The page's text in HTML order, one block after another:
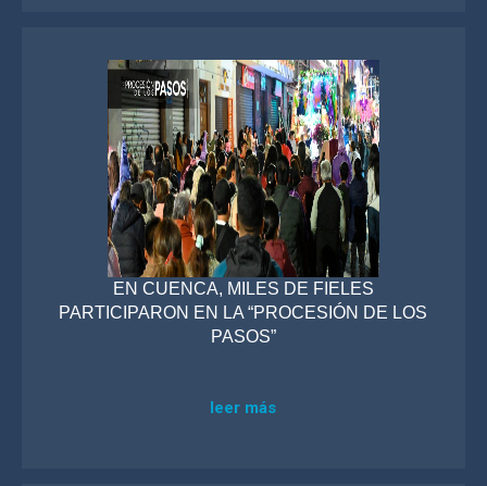
EN CUENCA, MILES DE FIELES
PARTICIPARON EN LA “PROCESIÓN DE LOS
PASOS”
leer más